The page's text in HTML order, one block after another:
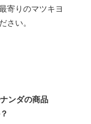
寄りのマツキヨ
さい。
ンダの商品